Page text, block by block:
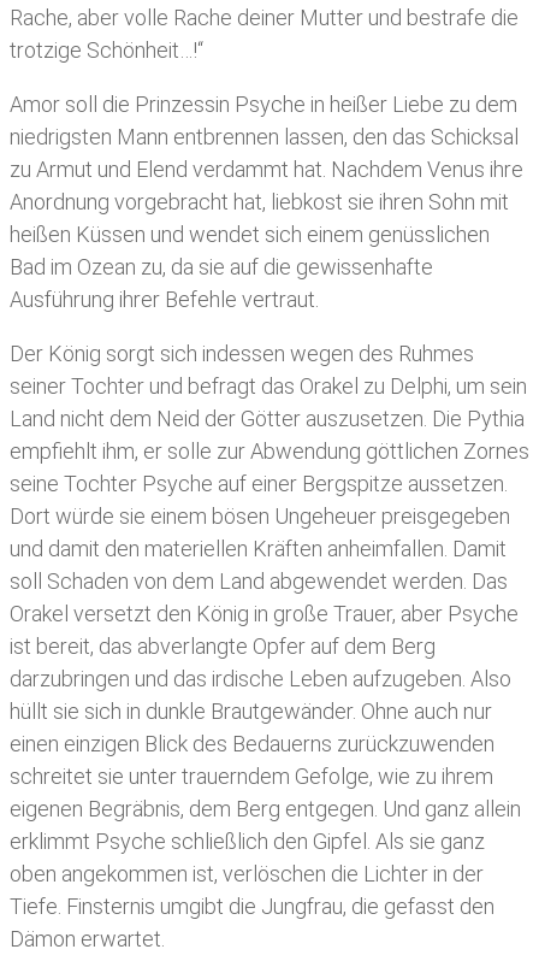
Rache, aber volle Rache deiner Mutter und bestrafe die
trotzige Schönheit…!“
Amor soll die Prinzessin Psyche in heißer Liebe zu dem
niedrigsten Mann entbrennen lassen, den das Schicksal
zu Armut und Elend verdammt hat. Nachdem Venus ihre
Anordnung vorgebracht hat, liebkost sie ihren Sohn mit
heißen Küssen und wendet sich einem genüsslichen
Bad im Ozean zu, da sie auf die gewissenhafte
Ausführung ihrer Befehle vertraut.
Der König sorgt sich indessen wegen des Ruhmes
seiner Tochter und befragt das Orakel zu Delphi, um sein
Land nicht dem Neid der Götter auszusetzen. Die Pythia
empfiehlt ihm, er solle zur Abwendung göttlichen Zornes
seine Tochter Psyche auf einer Bergspitze aussetzen.
Dort würde sie einem bösen Ungeheuer preisgegeben
und damit den materiellen Kräften anheimfallen. Damit
soll Schaden von dem Land abgewendet werden. Das
Orakel versetzt den König in große Trauer, aber Psyche
ist bereit, das abverlangte Opfer auf dem Berg
darzubringen und das irdische Leben aufzugeben. Also
hüllt sie sich in dunkle Brautgewänder. Ohne auch nur
einen einzigen Blick des Bedauerns zurückzuwenden
schreitet sie unter trauerndem Gefolge, wie zu ihrem
eigenen Begräbnis, dem Berg entgegen. Und ganz allein
erklimmt Psyche schließlich den Gipfel. Als sie ganz
oben angekommen ist, verlöschen die Lichter in der
Tiefe. Finsternis umgibt die Jungfrau, die gefasst den
Dämon erwartet.